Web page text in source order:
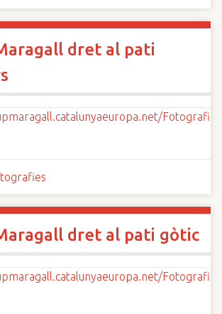
dret al pati
dret al pati gòtic